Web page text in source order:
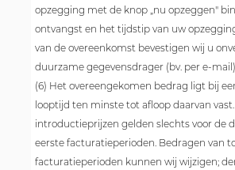
opzegging met de knop „nu opzeggen"
ontvangst en het tijdstip van uw
van de overeenkomst bevestigen wij u
duurzame gegevensdrager (bv. per e-
(6) Het overeengekomen bedrag ligt bij
looptijd ten minste tot afloop daarvan
introductieprijzen gelden slechts voor de
eerste facturatieperioden. Bedragen van
facturatieperioden kunnen wij wijzigen;